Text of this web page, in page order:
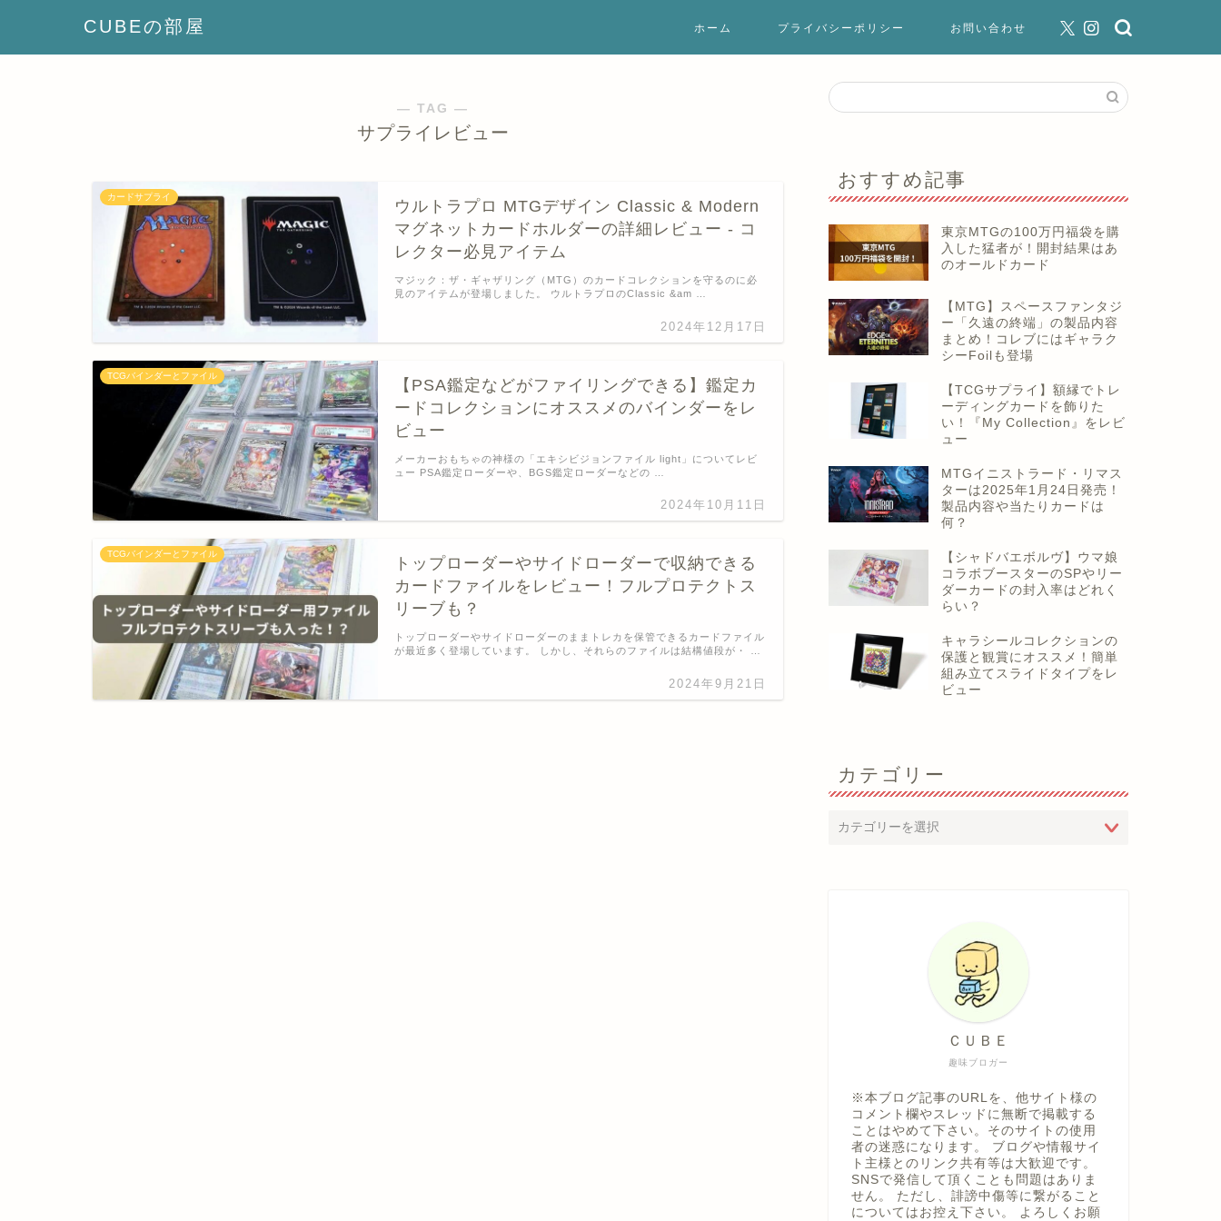
CUBEの部屋 ホーム プライバシーポリシー お問い合わせ
― TAG ―
サプライレビュー
カードサプライ
ウルトラプロ MTGデザイン Classic & Modern
マグネットカードホルダーの詳細レビュー - コ
レクター必見アイテム
2024年12月17日
マジック：ザ・ギャザリング（MTG）のカードコレクションを守るのに必
見のアイテムが登場しました。 ウルトラプロのClassic &am …
TCGバインダーとファイル
【PSA鑑定などがファイリングできる】鑑定カ
ードコレクションにオススメのバインダーをレ
ビュー
2024年10月11日
メーカーおもちゃの神様の「エキシビジョンファイル light」についてレビ
ュー PSA鑑定ローダーや、BGS鑑定ローダーなどの …
TCGバインダーとファイル
トップローダーやサイドローダーで収納できる
カードファイルをレビュー！フルプロテクトス
リーブも？
2024年9月21日
トップローダーやサイドローダーのままトレカを保管できるカードファイル
が最近多く登場しています。 しかし、それらのファイルは結構値段が・ …
おすすめ記事
東京MTGの100万円福袋を購
入した猛者が！開封結果はあ
のオールドカード
【MTG】スペースファンタジ
ー「久遠の終端」の製品内容
まとめ！コレブにはギャラク
シーFoilも登場
【TCGサプライ】額縁でトレ
ーディングカードを飾りた
い！『My Collection』をレビ
ュー
MTGイニストラード・リマス
ターは2025年1月24日発売！
製品内容や当たりカードは
何？
【シャドバエボルヴ】ウマ娘
コラボブースターのSPやリー
ダーカードの封入率はどれく
らい？
キャラシールコレクションの
保護と観賞にオススメ！簡単
組み立てスライドタイプをレ
ビュー
カテゴリー
趣味ブロガー
ＣＵＢＥ
※本ブログ記事のURLを、他サイト様の
コメント欄やスレッドに無断で掲載する
ことはやめて下さい。そのサイトの使用
者の迷惑になります。 ブログや情報サイ
ト主様とのリンク共有等は大歓迎です。
SNSで発信して頂くことも問題はありま
せん。 ただし、誹謗中傷等に繋がること
についてはお控え下さい。 よろしくお願